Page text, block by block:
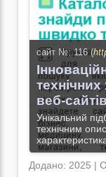
сайт №: 116 (
веб-
Унікальний
технічним
Додано: 2025 |